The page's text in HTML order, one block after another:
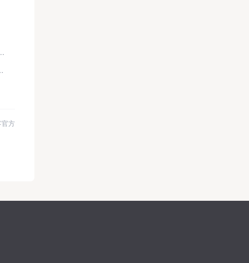
用碎片时间轻松赚零花钱
挣点小钱真容易！
方